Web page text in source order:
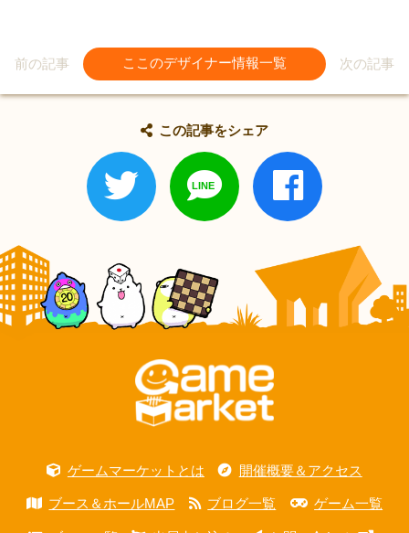
前の記事 ここのデザイナー情報一覧 次の記事
この記事をシェア
ゲームマーケットとは 開催概要＆アクセス
ブース＆ホールMAP ブログ一覧 ゲーム一覧